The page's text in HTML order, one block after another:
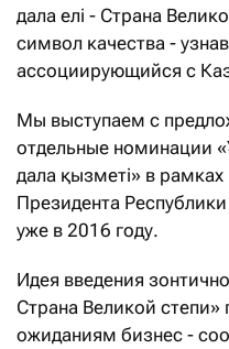
дала елі - Страна
символ качества -
ассоциирующийся с
Мы выступаем с
отдельные номинации
дала қызметі» в
Президента
уже в 2016 году.
Идея введения
Страна Великой степи»
ожиданиям бизнес -